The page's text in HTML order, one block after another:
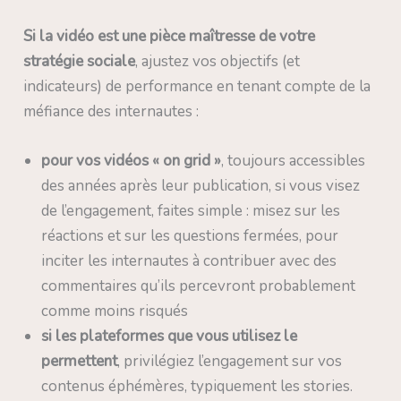
Si la vidéo est une pièce maîtresse de votre
stratégie sociale, ajustez vos objectifs (et
indicateurs) de performance en tenant compte de la
méfiance des internautes :
pour vos vidéos « on grid », toujours accessibles
des années après leur publication, si vous visez
de l’engagement, faites simple : misez sur les
réactions et sur les questions fermées, pour
inciter les internautes à contribuer avec des
commentaires qu’ils percevront probablement
comme moins risqués
si les plateformes que vous utilisez le
permettent, privilégiez l’engagement sur vos
contenus éphémères, typiquement les stories.